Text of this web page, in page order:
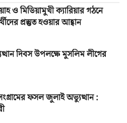
ও মিডিয়ামুখী ক্যারিয়ার গঠনে
প্রস্তুত হওয়ার আহ্বান
দিবস উপলক্ষে মুসলিম লীগের
ফসল জুলাই অভ্যুত্থান :